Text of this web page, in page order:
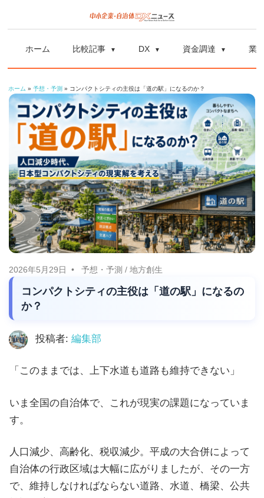
へ
ス
プ
中
小
企
業
自
治
体
DX
ニ
ュ
ー
ス
中
企
の
資
達
や
補
助
金、
DX
に
役
立
つ
情
を
届
け
ま
す。
ま
ホーム 比較記事 DX 資金調達 業
ホーム » 予想・予測 » コンパクトシティの主役は「道の駅」になるのか？
2026年5月29日 予想・予測 / 地方創生
コンパクトシティの主役は「道の駅」になるの
か？
投稿者: 編集部
「このままでは、上下水道も道路も維持できない」
いま全国の自治体で、これが現実の課題になっていま
す。
人口減少、高齢化、税収減少。平成の大合併によって
自治体の行政区域は大幅に広がりましたが、その一方
で、維持しなければならない道路、水道、橋梁、公共